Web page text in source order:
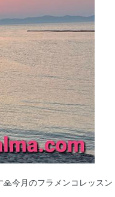
今月のフラメンコレッスン